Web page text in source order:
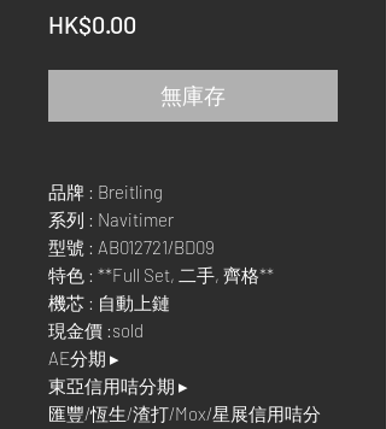
HK$0.00
無庫存
品牌 : Breitling
系列 : Navitimer
型號 : AB012721/BD09
特色 : **Full Set, 二手, 齊格**
機芯 : 自動上鏈
現金價 :sold
AE分期 ▸
東亞信用咭分期 ▸
匯豐/恆生/渣打/Mox/星展信用咭分